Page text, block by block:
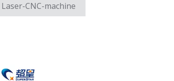
Laser-CNC-machine